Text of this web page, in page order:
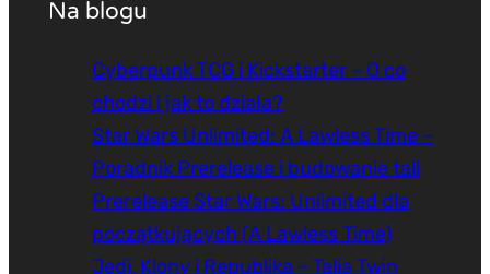
Na blogu
Cyberpunk TCG i Kickstarter – O co
chodzi i jak to działa?
Star Wars Unlimited: A Lawless Time –
Poradnik Prerelease i budowanie tali
Prerelease Star Wars: Unlimited dla
początkujących (A Lawless Time)
Jedi, Klony i Republika – Talia Twin